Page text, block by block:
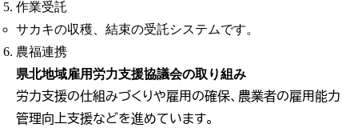
作業受託
サカキの収穫、結束の受託システムです。
農福連携
県北地域雇用労力支援協議会の取り組み
労力支援の仕組みづくりや雇用の確保、農業者の雇用能力
管理向上支援などを進めています。